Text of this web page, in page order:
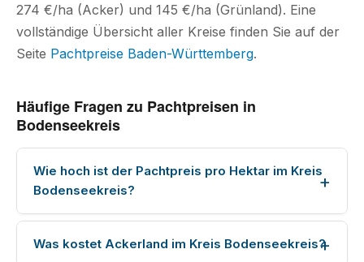
274 €/ha (Acker) und 145 €/ha (Grünland). Eine
vollständige Übersicht aller Kreise finden Sie auf der
Seite Pachtpreise Baden-Württemberg.
Häufige Fragen zu Pachtpreisen in
Bodenseekreis
Wie hoch ist der Pachtpreis pro Hektar im Kreis
Bodenseekreis?
Was kostet Ackerland im Kreis Bodenseekreis?